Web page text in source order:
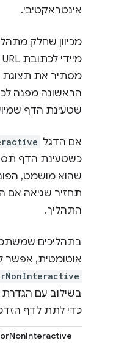
אינטראקטיבי.
מכיוון שחלק
מיידי לכתובת URL של תוצאה,
מסתיר את תצוגת
שטעינת הדף
אם הדגל
כשטעינת הדף
שהוא מושמט,
תחזיר שגיאה אם
התהליך.
אוטומטית, אפשר
בשילוב עם הגדרת
כדי לתת לדף